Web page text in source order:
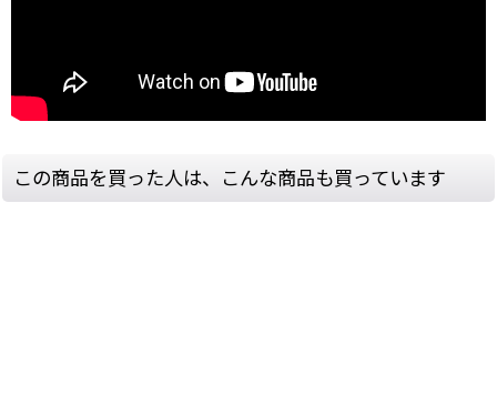
この商品を買った人は、こんな商品も買っています